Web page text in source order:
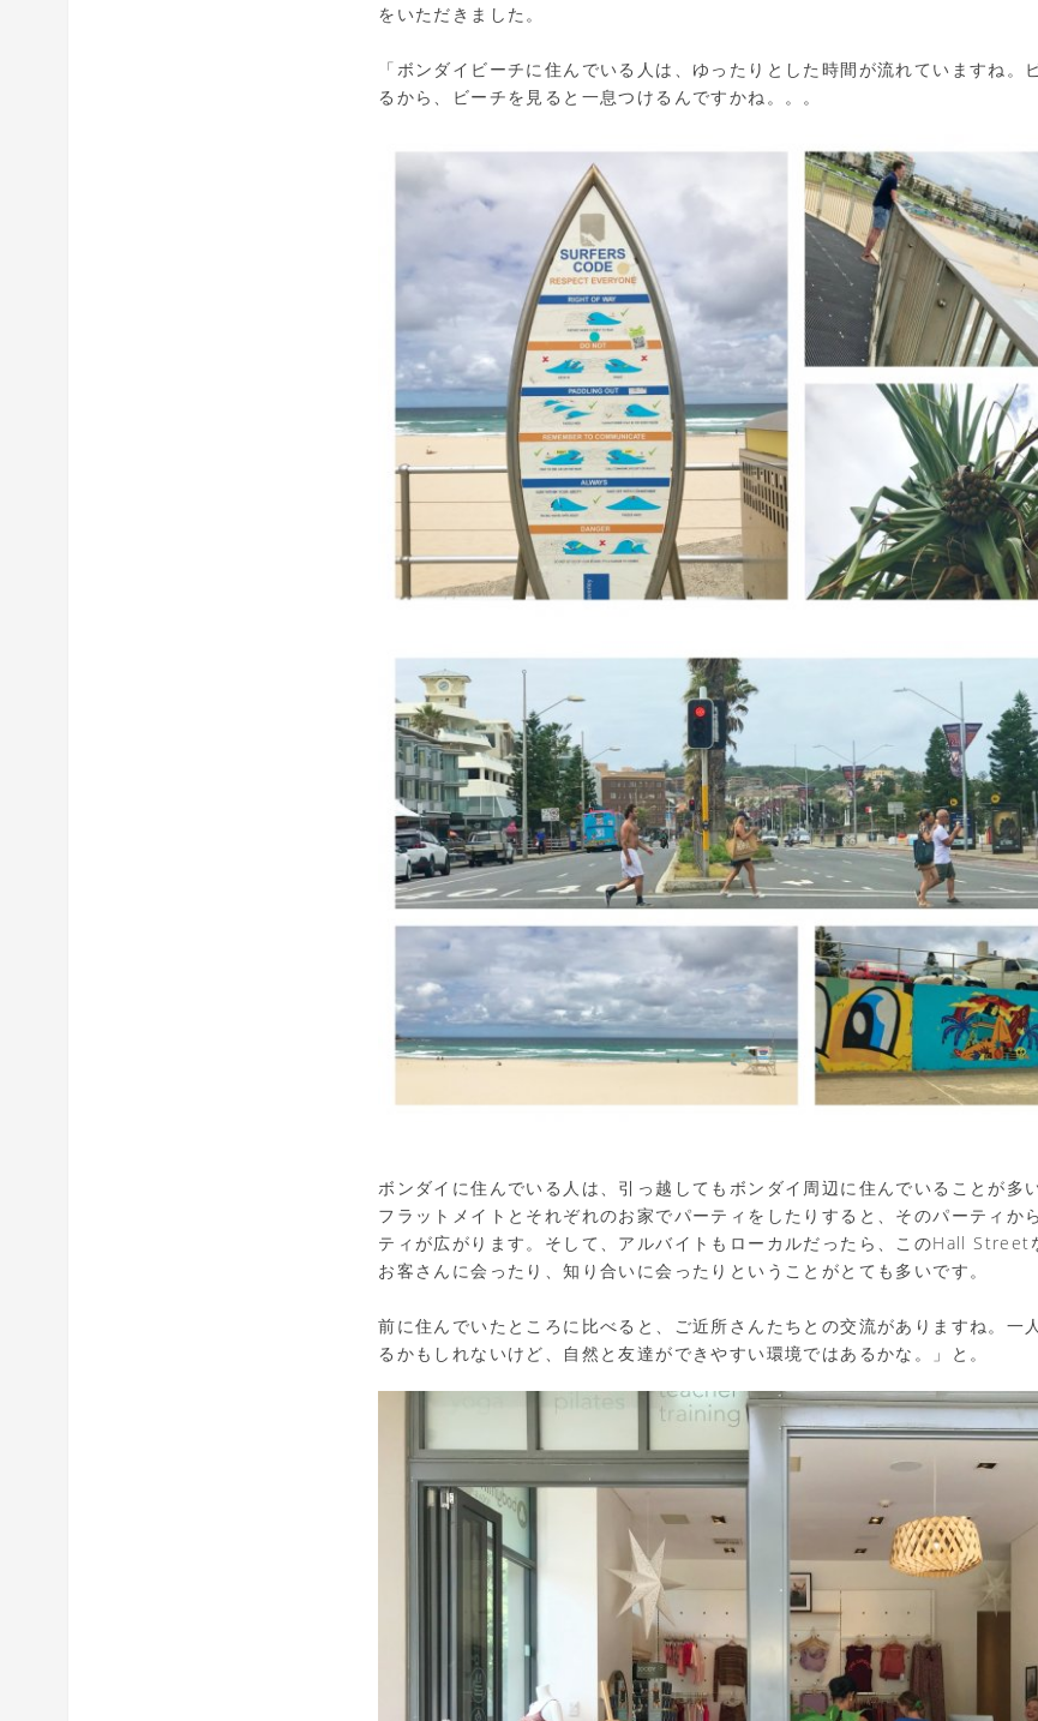
をいただきました。
「ボンダイビーチに住んでいる人は、ゆったりとした時間が流れていますね。
るから、ビーチを見ると一息つけるんですかね。。。
ボンダイに住んでいる人は、引っ越してもボンダイ周辺に住んでいることが多
フラットメイトとそれぞれのお家でパーティをしたりすると、そのパーティか
ティが広がります。そして、アルバイトもローカルだったら、このHall Street
お客さんに会ったり、知り合いに会ったりということがとても多いです。
前に住んでいたところに比べると、ご近所さんたちとの交流がありますね。一
るかもしれないけど、自然と友達ができやすい環境ではあるかな。」と。